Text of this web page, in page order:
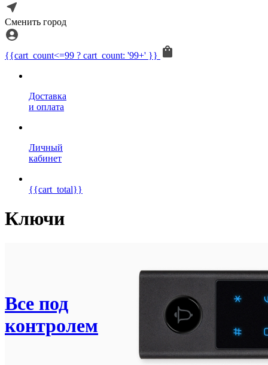
Сменить город
{{cart_count<=99 ? cart_count: '99+' }}
Доставка
и оплата
Личный
кабинет
{{cart_total}}
Ключи
Все под
контролем